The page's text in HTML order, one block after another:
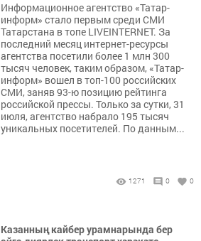
Информационное агентство «Татар-
информ» стало первым среди СМИ
Татарстана в топе LIVEINTERNET. За
последний месяц интернет-ресурсы
агентства посетили более 1 млн 300
тысяч человек, таким образом, «Татар-
информ» вошел в топ-100 российских
СМИ, заняв 93-ю позицию рейтинга
российской прессы. Только за сутки, 31
июля, агентство набрало 195 тысяч
уникальных посетителей. По данным...
1271 0 0
Казанның кайбер урамнарында бер